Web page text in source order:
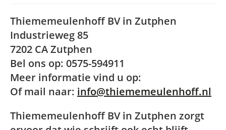
Thiememeulenhoff BV in Zutphen
Industrieweg 85
7202 CA Zutphen
Bel ons op: 0575-594911
Meer informatie vind u op:
Of mail naar: info@thiememeulenhoff.nl
Thiememeulenhoff BV in Zutphen zorgt